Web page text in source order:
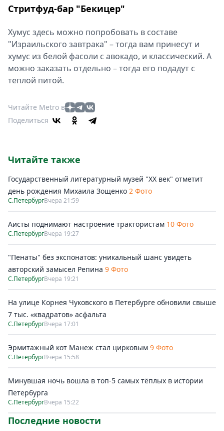
Стритфуд-бар "Бекицер"
Хумус здесь можно попробовать в составе
"Израильского завтрака" – тогда вам принесут и
хумус из белой фасоли с авокадо, и классический. А
можно заказать отдельно – тогда его подадут с
теплой питой.
Читайте Metro в
Поделиться
Читайте также
Государственный литературный музей "ХХ век" отметит
день рождения Михаила Зощенко 2 Фото
С.ПетербургВчера 21:59
Аисты поднимают настроение трактористам 10 Фото
С.ПетербургВчера 19:27
"Пенаты" без экспонатов: уникальный шанс увидеть
авторский замысел Репина 9 Фото
С.ПетербургВчера 19:21
На улице Корнея Чуковского в Петербурге обновили свыше
7 тыс. «квадратов» асфальта
С.ПетербургВчера 17:01
Эрмитажный кот Манеж стал цирковым 9 Фото
С.ПетербургВчера 15:58
Минувшая ночь вошла в топ-5 самых тёплых в истории
Петербурга
С.ПетербургВчера 15:22
Последние новости